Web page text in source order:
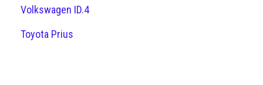
Volkswagen ID.4
Toyota Prius